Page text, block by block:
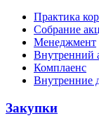
Практика
Собрание
Менеджмент
Внутренний
Комплаенс
Внутренние
Закупки